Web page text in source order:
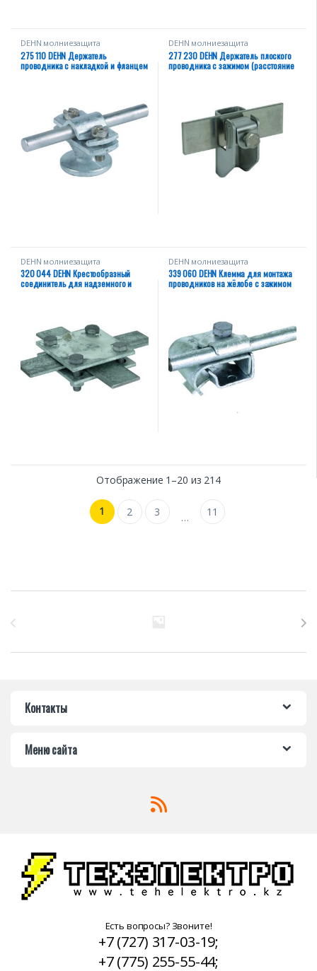
DEHN молниезащита
275 110 DEHN Держатель
проводника с накладкой и фланцем
DEHN молниезащита
277 230 DEHN Держатель плоского
проводника с зажимом (расстояние
DEHN молниезащита
320 044 DEHN Крестообразный
соединитель для надземного и
DEHN молниезащита
339 060 DEHN Клемма для монтажа
проводников на жёлобе с зажимом
Отображение 1–20 из 214
1 2 3 … 11
Контакты
Меню сайта
Есть вопросы? Звоните!
+7 (727) 317-03-19;
+7 (775) 255-55-44;